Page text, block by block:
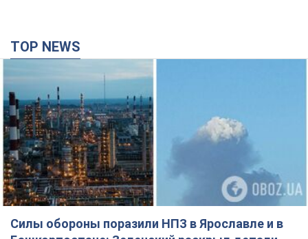
TOP NEWS
Силы обороны поразили НПЗ в Ярославле и в